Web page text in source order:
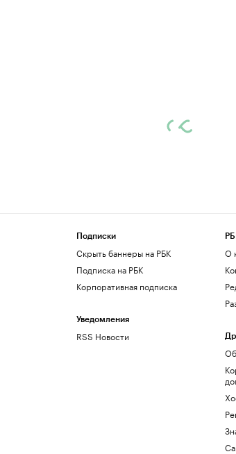
Подписки
Скрыть баннеры на РБК
Подписка на РБК
Корпоративная подписка
Уведомления
RSS Новости
О